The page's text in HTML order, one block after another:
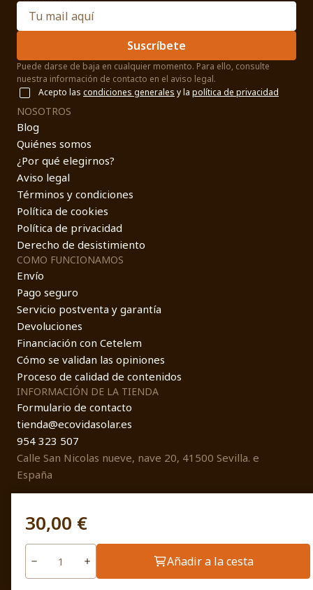
30,00 €
Añadir a la cesta
Suscríbete
Puede darse de baja en cualquier momento. Para ello, consulte
nuestra información de contacto en el aviso legal.
Acepto las condiciones generales y la política de privacidad
NOSOTROS
Blog
Quiénes somos
¿Por qué elegirnos?
Aviso legal
Términos y condiciones
Política de cookies
Política de privacidad
Derecho de desistimiento
COMO FUNCIONAMOS
Envío
Pago seguro
Servicio postventa y garantía
Devoluciones
Financiación con Cetelem
Cómo se validan las opiniones
Proceso de calidad de contenidos
INFORMACIÓN DE LA TIENDA
Formulario de contacto
tienda@ecovidasolar.es
954 323 507
Calle San Nicolas nueve, nave 20, 41500 Sevilla. e
España
© EcovidaSolar 2026